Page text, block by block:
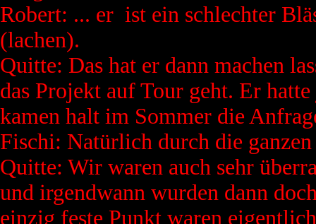
Robert: ... er ist ein schlechter
(lachen).
Quitte: Das hat er dann machen
das Projekt auf Tour geht. Er
kamen halt im Sommer die
Fischi: Natürlich durch die
Quitte: Wir waren auch sehr
und irgendwann wurden dann
einzig feste Punkt waren